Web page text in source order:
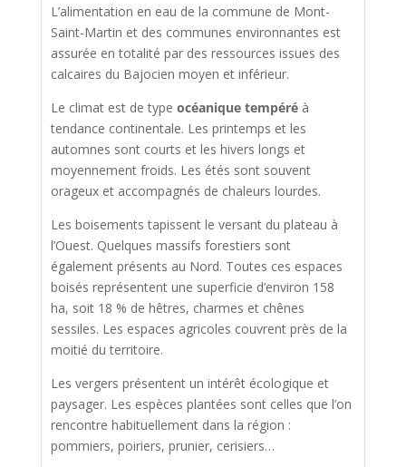
L’alimentation en eau de la commune de Mont-
Saint-Martin et des communes environnantes est
assurée en totalité par des ressources issues des
calcaires du Bajocien moyen et inférieur.
Le climat est de type océanique tempéréà
tendance continentale. Les printemps et les
automnes sont courts et les hivers longs et
moyennement froids. Les étés sont souvent
orageux et accompagnés de chaleurs lourdes.
Les boisements tapissent le versant du plateau à
l’Ouest. Quelques massifs forestiers sont
également présents au Nord. Toutes ces espaces
boisés représentent une superficie d’environ 158
ha, soit 18 % de hêtres, charmes et chênes
sessiles. Les espaces agricoles couvrent près de la
moitié du territoire.
Les vergers présentent un intérêt écologique et
paysager. Les espèces plantées sont celles que l’on
rencontre habituellement dans la région :
pommiers, poiriers, prunier, cerisiers…